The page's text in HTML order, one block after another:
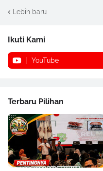
Lebih baru
Ikuti Kami
YouTube
Terbaru Pilihan